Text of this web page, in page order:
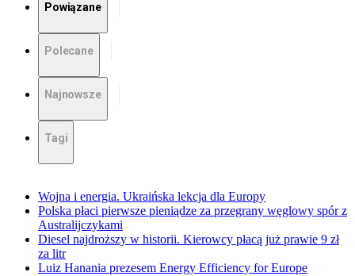
Powiązane
Polecane
Najnowsze
Tagi
Wojna i energia. Ukraińska lekcja dla Europy
Polska płaci pierwsze pieniądze za przegrany węglowy spór z
Australijczykami
Diesel najdroższy w historii. Kierowcy płacą już prawie 9 zł
za litr
Luiz Hanania prezesem Energy Efficiency for Europe